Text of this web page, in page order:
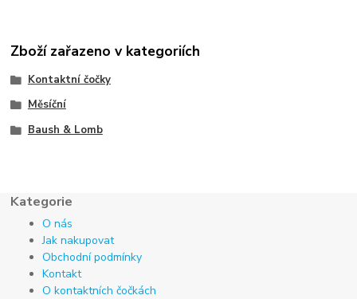
Zboží zařazeno v kategoriích
Kontaktní čočky
Měsíční
Baush & Lomb
Kategorie
O nás
Jak nakupovat
Obchodní podmínky
Kontakt
O kontaktních čočkách